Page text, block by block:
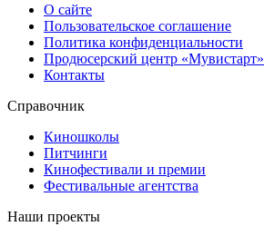
О сайте
Пользовательское соглашение
Политика конфиденциальности
Продюсерский центр «Мувистарт»
Контакты
Справочник
Киношколы
Питчинги
Кинофестивали и премии
Фестивальные агентства
Наши проекты